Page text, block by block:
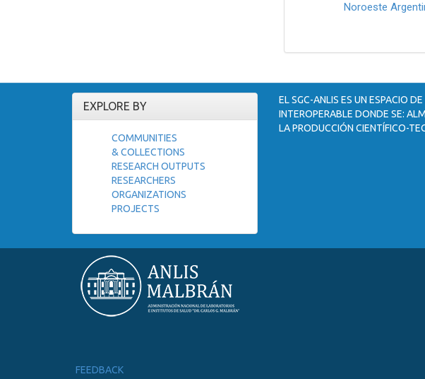
Noroeste
EXPLORE BY
COMMUNITIES
& COLLECTIONS
RESEARCH OUTPUTS
RESEARCHERS
ORGANIZATIONS
PROJECTS
EL SGC-ANLIS ES UN ESPACIO
INTEROPERABLE DONDE SE:
LA PRODUCCIÓN CIENTÍFICO-
FEEDBACK